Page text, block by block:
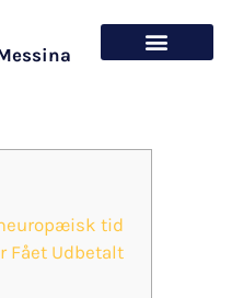
tid
Fået Udbetalt